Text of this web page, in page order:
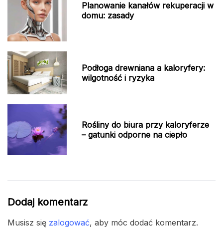
Planowanie kanałów rekuperacji w
domu: zasady
Podłoga drewniana a kaloryfery:
wilgotność i ryzyka
Rośliny do biura przy kaloryferze
– gatunki odporne na ciepło
Dodaj komentarz
Musisz się zalogować, aby móc dodać komentarz.